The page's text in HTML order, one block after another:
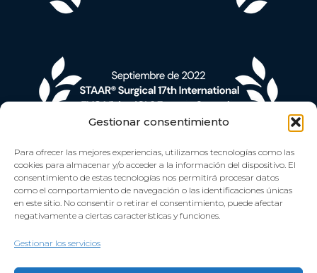
Gestionar consentimiento
Para ofrecer las mejores experiencias, utilizamos tecnologías como las
cookies para almacenar y/o acceder a la información del dispositivo. El
consentimiento de estas tecnologías nos permitirá procesar datos
como el comportamiento de navegación o las identificaciones únicas
en este sitio. No consentir o retirar el consentimiento, puede afectar
negativamente a ciertas características y funciones.
Gestionar los servicios